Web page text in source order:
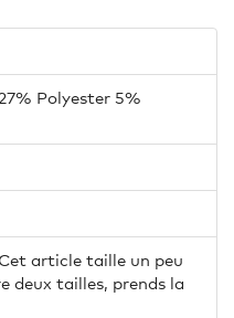
Polyester 5%
Cet article taille un peu
deux tailles, prends la